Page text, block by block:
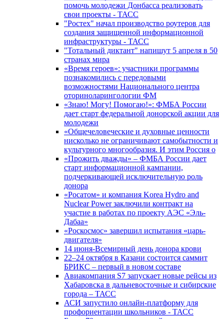
помочь молодежи Донбасса реализовать
свои проекты - ТАСС
"Ростех" начал производство роутеров для
создания защищенной информационной
инфраструктуры - ТАСС
"Тотальный диктант" напишут 5 апреля в 50
странах мира
«Время героев»: участники программы
познакомились с передовыми
возможностями Национального центра
оториноларингологии ФМ
«Знаю! Могу! Помогаю!»: ФМБА России
дает старт федеральной донорской акции для
молодежи
«Общечеловеческие и духовные ценности
нисколько не ограничивают самобытности и
культурного многообразия. И этим Россия о
«Прожить дважды» – ФМБА России дает
старт информационной кампании,
подчеркивающей исключительную роль
донора
«Росатом» и компания Korea Hydro and
Nuclear Power заключили контракт на
участие в работах по проекту АЭС «Эль-
Дабаа»
«Роскосмос» завершил испытания «царь-
двигателя»
14 июня-Всемирный день донора крови
22–24 октября в Казани состоится саммит
БРИКС – первый в новом составе
Авиакомпания S7 запускает новые рейсы из
Хабаровска в дальневосточные и сибирские
города – ТАСС
АСИ запустило онлайн-платформу для
профориентации школьников - ТАСС